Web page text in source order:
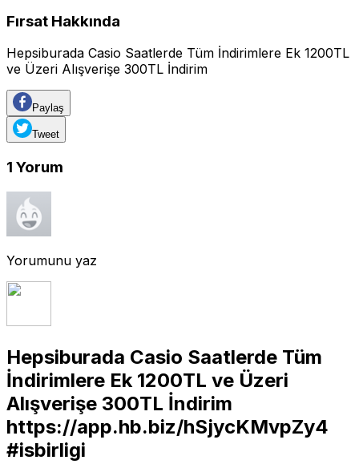
Fırsat Hakkında
Hepsiburada Casio Saatlerde Tüm İndirimlere Ek 1200TL
ve Üzeri Alışverişe 300TL İndirim
Paylaş
Tweet
1 Yorum
Yorumunu yaz
Hepsiburada Casio Saatlerde Tüm
İndirimlere Ek 1200TL ve Üzeri
Alışverişe 300TL İndirim
https://app.hb.biz/hSjycKMvpZy4
#isbirligi